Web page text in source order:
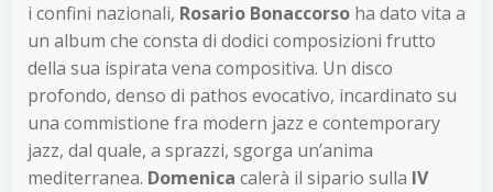
i confini nazionali, Rosario Bonaccorso ha dato vita a
un album che consta di dodici composizioni frutto
della sua ispirata vena compositiva. Un disco
profondo, denso di pathos evocativo, incardinato su
una commistione fra modern jazz e contemporary
jazz, dal quale, a sprazzi, sgorga un’anima
mediterranea. Domenica calerà il sipario sulla IV